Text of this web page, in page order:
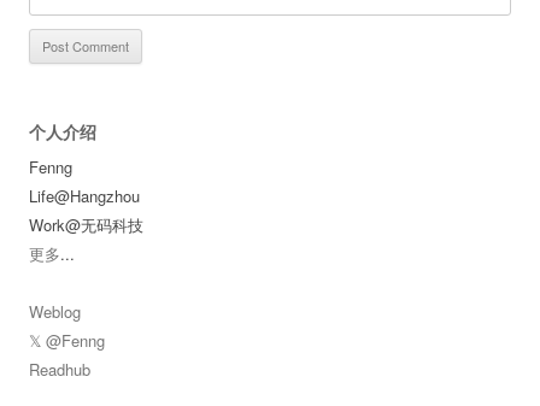
个人介绍
Fenng
Life@Hangzhou
Work@无码科技
更多...
Weblog
𝕏 @Fenng
Readhub